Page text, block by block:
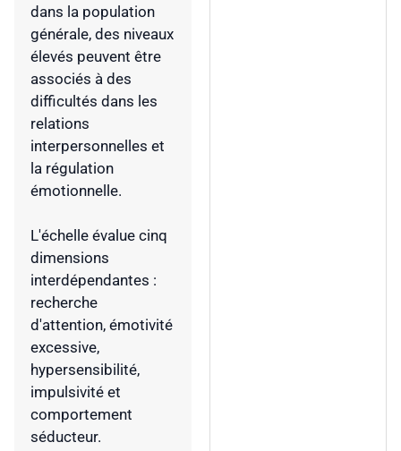
dans la population
générale, des niveaux
élevés peuvent être
associés à des
difficultés dans les
relations
interpersonnelles et
la régulation
émotionnelle.
L'échelle évalue cinq
dimensions
interdépendantes :
recherche
d'attention, émotivité
excessive,
hypersensibilité,
impulsivité et
comportement
séducteur.